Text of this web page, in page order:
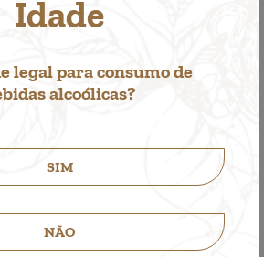
Idade
legal para consumo de
alcoólicas?
SIM
NÃO
Cristina Branco
Vino Blanco